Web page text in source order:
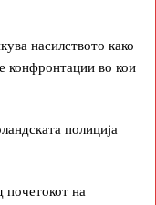
насилството како
конфронтации во кои
полиција
почетокот на